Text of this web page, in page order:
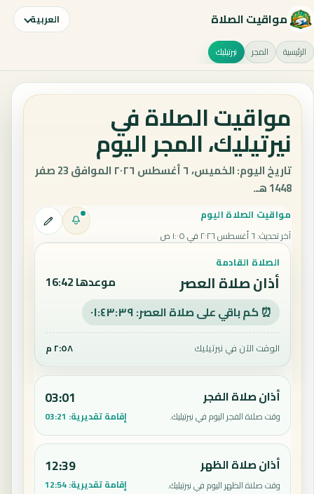
مواقيت الصلاة العربية
الرئيسية المجر نيرتيليك
مواقيت الصلاة في
نيرتيليك، المجر اليوم
تاريخ اليوم: الخميس، ٦ أغسطس ٢٠٢٦ الموافق 23 صفر
1448 هـ.
مواقيت الصلاة اليوم
آخر تحديث: ٦ أغسطس ٢٠٢٦ في ١:٠٥ ص
الصلاة القادمة
أذان صلاة العصر موعدها 16:42
⏰ كم باقي على صلاة العصر: ٠١:٤٣:٣٨
الوقت الآن في نيرتيليك ٢:٥٨ م
أذان صلاة الفجر
وقت صلاة الفجر اليوم في نيرتيليك.
03:01
إقامة تقديرية: 03:21
أذان صلاة الظهر
وقت صلاة الظهر اليوم في نيرتيليك.
12:39
إقامة تقديرية:12:54